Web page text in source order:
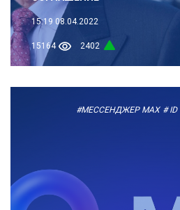
15:19 08.04.2022
15164 2402
#МЕССЕНДЖЕР MAX # ID